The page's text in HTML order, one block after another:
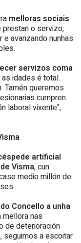
melloras sociais
prestan o servizo,
avanzando nunhas
servizos coma
idades é total.
Tamén queremos
cumpren
laboral vixente",
artificial
Visma, cun
medio millón de
Concello a unha
mellora nas
de deterioración
seguimos a escoitar